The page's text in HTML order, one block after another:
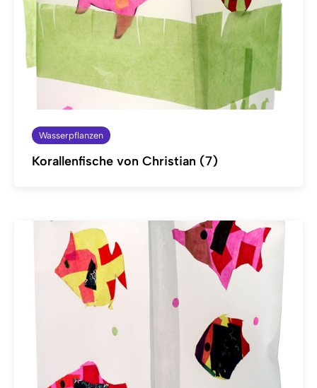
Wasserpflanzen
Korallenfische von Christian (7)